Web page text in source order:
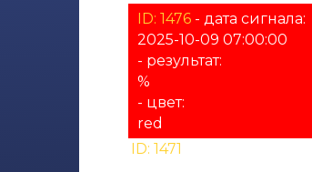
ID: 1476- дата сигнала:
2025-10-09 07:00:00
- результат:
%
- цвет:
red
ID: 1471